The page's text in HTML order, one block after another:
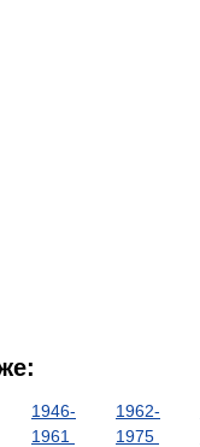
1946-
1961
1962-
1975